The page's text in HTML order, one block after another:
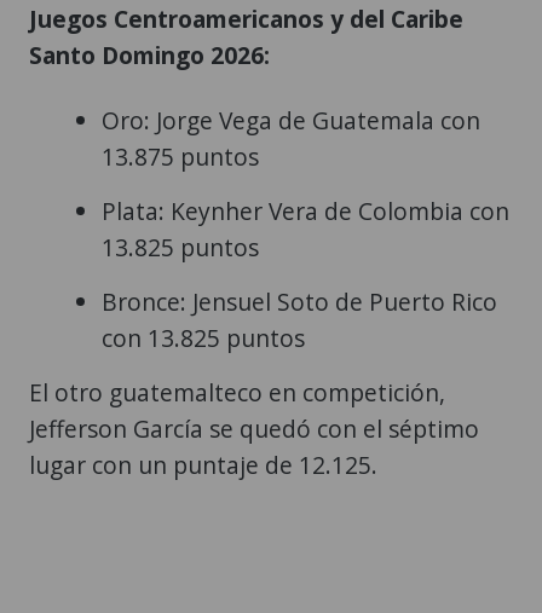
Oro: Jorge Vega de Guatemala con
Plata: Keynher Vera de Colombia con
13.825 puntos
Bronce: Jensuel Soto de Puerto Rico
con 13.825 puntos
El otro guatemalteco en competición,
Jefferson García se quedó con el séptimo
lugar con un puntaje de 12.125.